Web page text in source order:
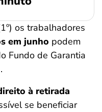
os trabalhadores
em junho podem
Fundo de Garantia
à retirada
se beneficiar